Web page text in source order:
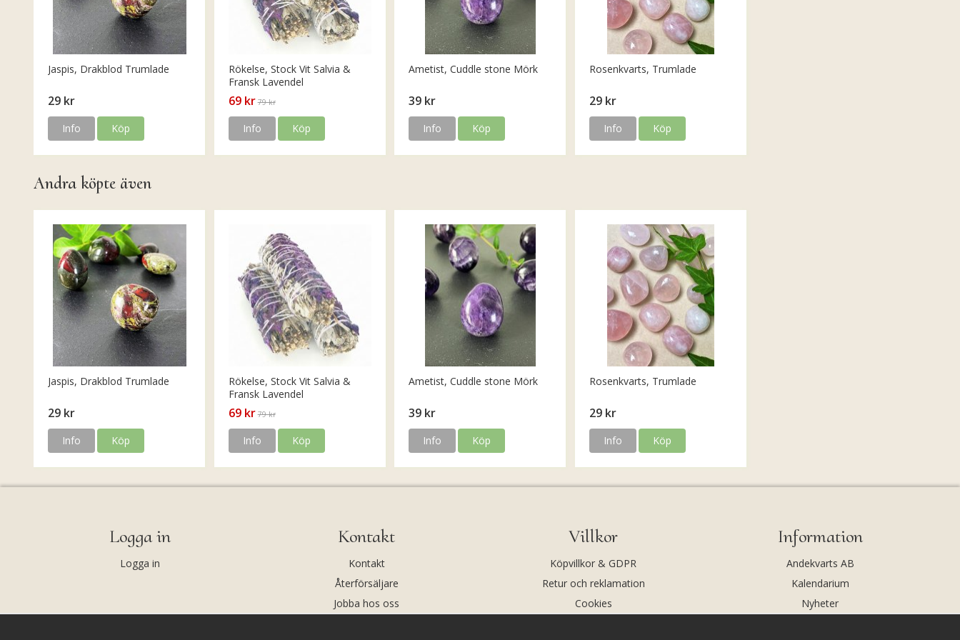
Jaspis, Drakblod Trumlade
29 kr
Info Köp
Rökelse, Stock Vit Salvia &
Fransk Lavendel
69 kr 79 kr
Info Köp
Ametist, Cuddle stone Mörk
39 kr
Info Köp
Rosenkvarts, Trumlade
29 kr
Info Köp
Andra köpte även
Jaspis, Drakblod Trumlade
29 kr
Info Köp
Rökelse, Stock Vit Salvia &
Fransk Lavendel
69 kr 79 kr
Info Köp
Ametist, Cuddle stone Mörk
39 kr
Info Köp
Rosenkvarts, Trumlade
29 kr
Info Köp
Logga in
Logga in
Kontakt
Kontakt
Återförsäljare
Jobba hos oss
Villkor
Köpvillkor & GDPR
Retur och reklamation
Cookies
Information
Andekvarts AB
Kalendarium
Nyheter